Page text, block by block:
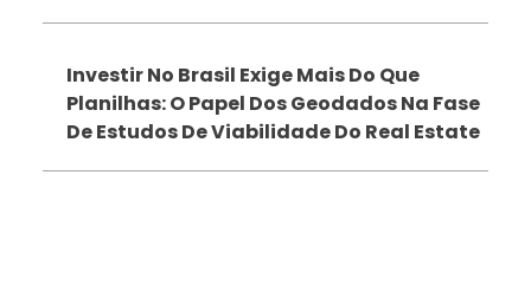
Investir No Brasil Exige Mais Do Que
Planilhas: O Papel Dos Geodados Na Fase
De Estudos De Viabilidade Do Real Estate